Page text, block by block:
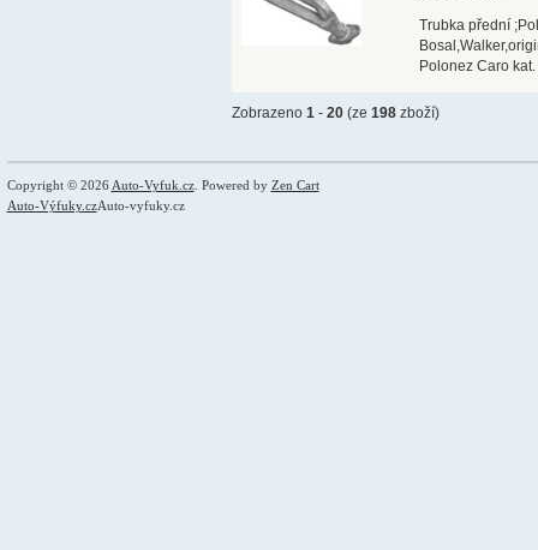
Trubka přední
Polonez Caro kat.
Zobrazeno1 -20 (ze198 zboží)
Copyright © 2026 Auto-Vyfuk.cz. Powered by Zen Cart
Auto-Výfuky.czAuto-vyfuky.cz